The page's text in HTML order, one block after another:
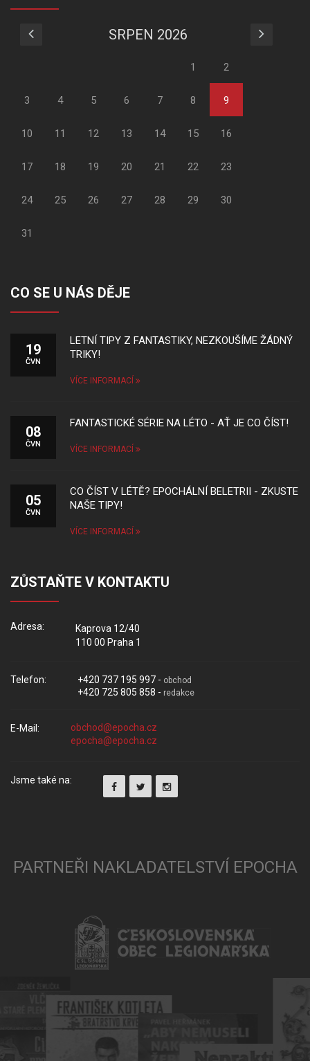
SRPEN 2026
1 2
3 4 5 6 7 8 9
10 11 12 13 14 15 16
17 18 19 20 21 22 23
24 25 26 27 28 29 30
31
CO SE U NÁS DĚJE
19
ČVN
LETNÍ TIPY Z FANTASTIKY, NEZKOUŠÍME ŽÁDNÝ
TRIKY!
VÍCE INFORMACÍ
08
ČVN
FANTASTICKÉ SÉRIE NA LÉTO - AŤ JE CO ČÍST!
VÍCE INFORMACÍ
05
ČVN
CO ČÍST V LÉTĚ? EPOCHÁLNÍ BELETRII - ZKUSTE
NAŠE TIPY!
VÍCE INFORMACÍ
ZŮSTAŇTE V KONTAKTU
Adresa:
Kaprova 12/40
110 00 Praha 1
Telefon: +420 737 195 997 - obchod
+420 725 805 858 - redakce
E-Mail:
Jsme také na:
PARTNEŘI NAKLADATELSTVÍ EPOCHA